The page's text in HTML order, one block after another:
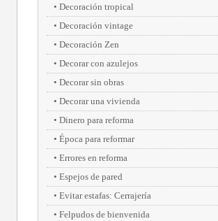
Decoración tropical
Decoración vintage
Decoración Zen
Decorar con azulejos
Decorar sin obras
Decorar una vivienda
Dinero para reforma
Época para reformar
Errores en reforma
Espejos de pared
Evitar estafas: Cerrajería
Felpudos de bienvenida